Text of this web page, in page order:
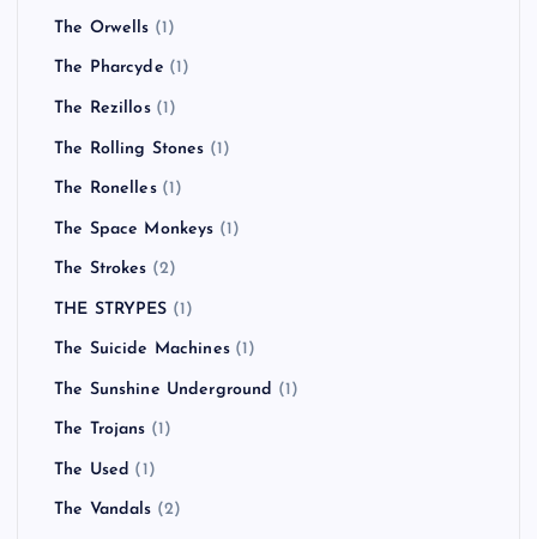
The Orwells (1)
The Pharcyde (1)
The Rezillos(1)
The Rolling Stones (1)
The Ronelles(1)
The Space Monkeys (1)
The Strokes (2)
THE STRYPES (1)
The Suicide Machines(1)
The Sunshine Underground (1)
The Trojans (1)
The Used (1)
The Vandals (2)